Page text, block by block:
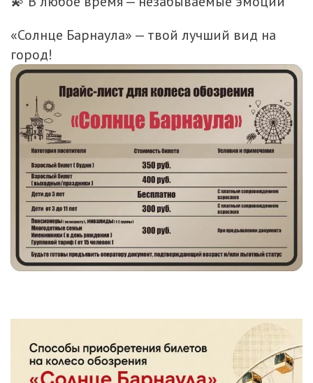
«Солнце Барнаула» — твой лучший вид на
город!